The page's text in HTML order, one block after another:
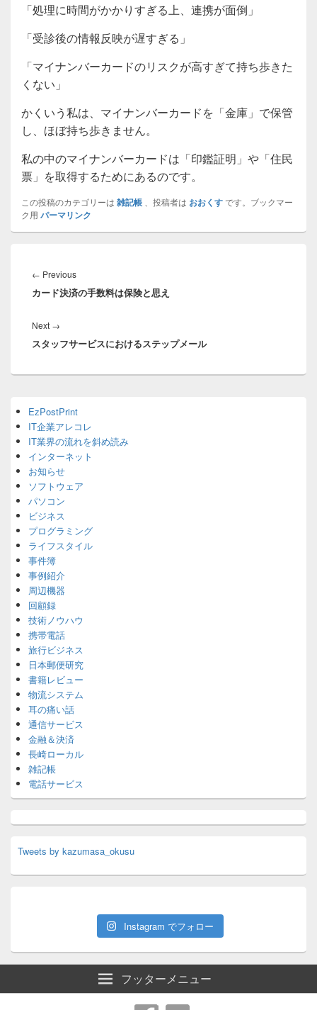
「処理に時間がかかりすぎる上、連携が面倒」
「受診後の情報反映が遅すぎる」
「マイナンバーカードのリスクが高すぎて持ち歩きた
くない」
かくいう私は、マイナンバーカードを「金庫」で保管
し、ほぼ持ち歩きません。
私の中のマイナンバーカードは「印鑑証明」や「住民
票」を取得するためにあるのです。
この投稿のカテゴリーは 雑記帳 、投稿者は おおくすです。ブックマー
ク用 パーマリンク
稿
ナ
ゲ
シ
← PreviousPrevious
post:
カード決済の手数料は保険と思え
Next →
post:
スタッフサービスにおけるステップメール
Sidebar
Widget
Area
EzPostPrint
IT企業アレコレ
IT業界の流れを斜め読み
インターネット
お知らせ
ソフトウェア
パソコン
ビジネス
プログラミング
ライフスタイル
事件簿
事例紹介
周辺機器
回顧録
技術ノウハウ
携帯電話
旅行ビジネス
日本郵便研究
書籍レビュー
物流システム
耳の痛い話
通信サービス
金融＆決済
長崎ローカル
雑記帳
電話サービス
Tweets by kazumasa_okusu
Instagram でフォロー
フッターメニュー